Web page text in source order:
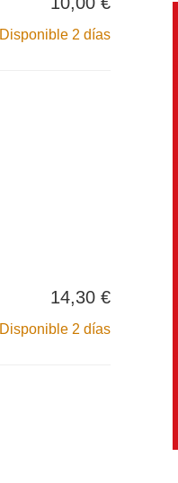
Disponible 2 días
14,30 €
Disponible 2 días